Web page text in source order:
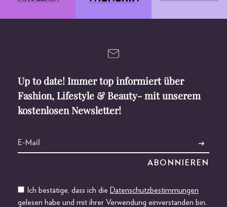
Up to date! Immer top informiert über
Fashion, Lifestyle & Beauty- mit unserem
kostenlosen Newsletter!
Ich bestätige, dass ich die Datenschutzbestimmungen
gelesen habe und mit ihrer Verwendung einverstanden bin.